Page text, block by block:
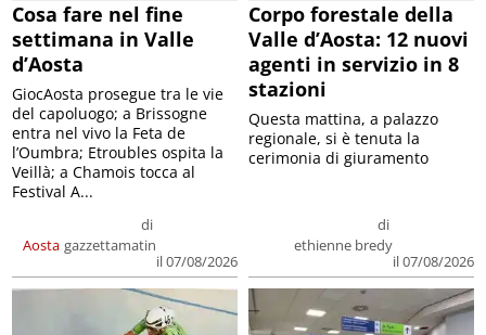
Cosa fare nel fine
settimana in Valle
d’Aosta
Aosta
di
gazzettamatin
il 07/08/2026
GiocAosta prosegue tra le vie
del capoluogo; a Brissogne
entra nel vivo la Feta de
l’Oumbra; Etroubles ospita la
Veillà; a Chamois tocca al
Festival A...
Corpo forestale della
Valle d’Aosta: 12 nuovi
agenti in servizio in 8
stazioni
di
ethienne bredy
il 07/08/2026
Questa mattina, a palazzo
regionale, si è tenuta la
cerimonia di giuramento